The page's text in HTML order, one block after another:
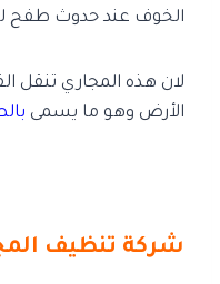
الخوف عند حدوث طفح
لان هذه المجاري تنقل
الأرض وهو ما يسمى
شركة تنظيف